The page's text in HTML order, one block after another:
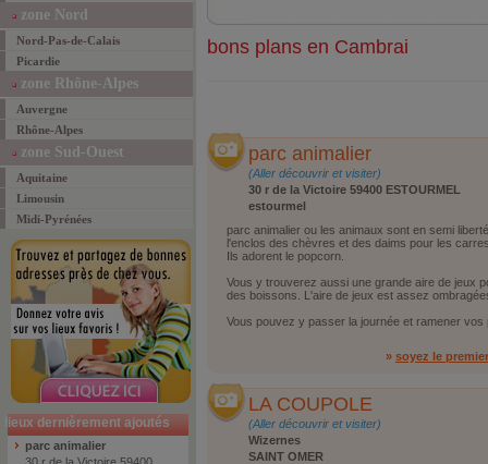
zone Nord
Nord-Pas-de-Calais
Picardie
zone Rhône-Alpes
Auvergne
Rhône-Alpes
zone Sud-Ouest
Aquitaine
Limousin
Midi-Pyrénées
lieux dernièrement ajoutés
parc animalier
bons plans en Cambrai
parc animalier
(Aller découvrir et visiter)
30 r de la Victoire 59400 ESTOURMEL
estourmel
parc animalier ou les animaux sont en semi
l'enclos des chèvres et des daims pour les
Ils adorent le popcorn.
Vous y trouverez aussi une grande aire de jeux
des boissons. L'aire de jeux est assez
Vous pouvez y passer la journée et ramener
» soyez le
LA COUPOLE
(Aller découvrir et visiter)
Wizernes
SAINT OMER